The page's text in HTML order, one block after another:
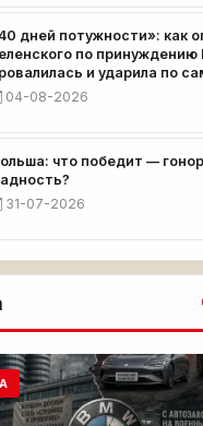
дней потужности»: как
по принуждению
и ударила по
04-08-2026
что победит —
31-07-2026